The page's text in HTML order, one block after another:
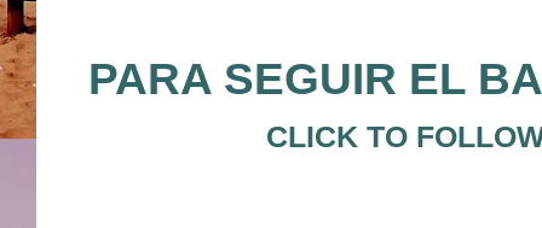
PARA SEGUIR EL
CLICK TO